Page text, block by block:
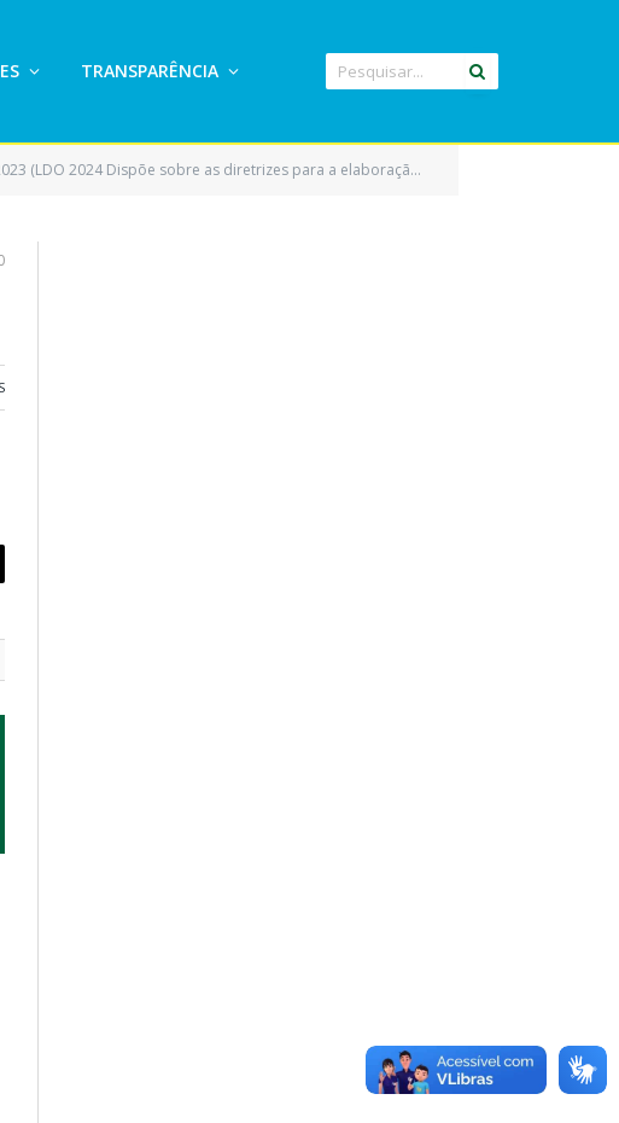
TRANSPARÊNCIA
as diretrizes para a elaboração da lei orçamentária anual de 2024 e dá outras providências)